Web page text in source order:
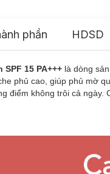
phần HDSD
15 PA+++ là dòng
phủ cao, giúp phủ mờ
điểm không trôi cả